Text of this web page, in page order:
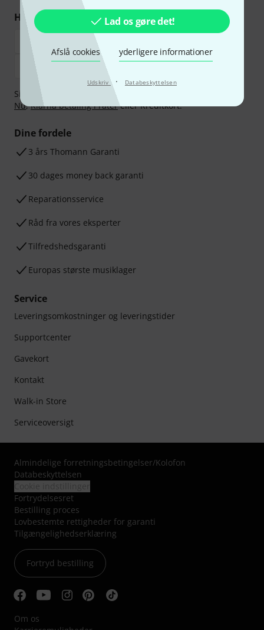
Lad os gøre det!
Afslå cookies yderligere informationer
Udskriv · Databeskyttelsen
Handl og betal sikkert
Sikker betaling med Bankoverførsel, PayPal,
Nu,Klarna betaling i ratereller Kreditkort.
Dine fordele
3 års Thomann Garanti
30 dages money back garanti
Reparationsservice
Råd fra vores eksperter
Tilfredshedsgaranti
Europas største musiklager
Service
Leveringsomkostninger og leveringstider
Supportcenter
Gavekort
Kontakt
Walk-in Store
Serviceoversigt
Almindelige forretningsbetingelser/Kolofon
Databeskyttelsen
Fortrydelsesret
Bestilling proces
Lovbestemte rettigheder for garanti
Tilgængelighedserklæring
Fortryd bestilling
Om os